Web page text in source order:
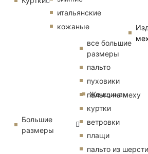
Женщинам
итальянские
кожаные
Большие
размеры
все большие
размеры
пальто
пуховики
пальто на меху
куртки
ветровки
плащи
пальто из шерсти